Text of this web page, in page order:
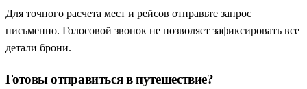
Для точного расчета мест и рейсов отправьте запрос
письменно. Голосовой звонок не позволяет зафиксировать все
детали брони.
Готовы отправиться в путешествие?